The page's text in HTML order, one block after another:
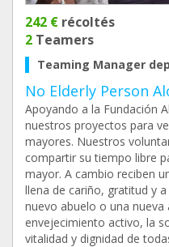
242 € récoltés
2 Teamers
Teaming Manager
No Elderly Person
Apoyando a la Fundación
nuestros proyectos para
mayores. Nuestros
compartir su tiempo libre
mayor. A cambio reciben
llena de cariño, gratitud y
nuevo abuelo o una
envejecimiento activo, la
vitalidad y dignidad de